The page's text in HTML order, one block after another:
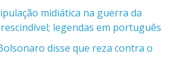
midiática na guerra da
legendas em português
disse que reza contra o